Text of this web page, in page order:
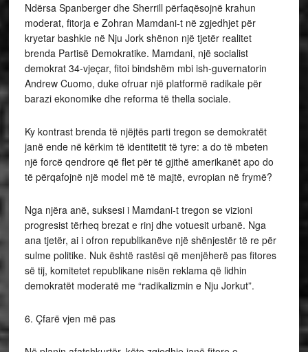
Ndërsa Spanberger dhe Sherrill përfaqësojnë krahun
moderat, fitorja e Zohran Mamdani-t në zgjedhjet për
kryetar bashkie në Nju Jork shënon një tjetër realitet
brenda Partisë Demokratike. Mamdani, një socialist
demokrat 34-vjeçar, fitoi bindshëm mbi ish-guvernatorin
Andrew Cuomo, duke ofruar një platformë radikale për
barazi ekonomike dhe reforma të thella sociale.
Ky kontrast brenda të njëjtës parti tregon se demokratët
janë ende në kërkim të identitetit të tyre: a do të mbeten
një forcë qendrore që flet për të gjithë amerikanët apo do
të përqafojnë një model më të majtë, evropian në frymë?
Nga njëra anë, suksesi i Mamdani-t tregon se vizioni
progresist tërheq brezat e rinj dhe votuesit urbanë. Nga
ana tjetër, ai i ofron republikanëve një shënjestër të re për
sulme politike. Nuk është rastësi që menjëherë pas fitores
së tij, komitetet republikane nisën reklama që lidhin
demokratët moderatë me “radikalizmin e Nju Jorkut”.
6. Çfarë vjen më pas